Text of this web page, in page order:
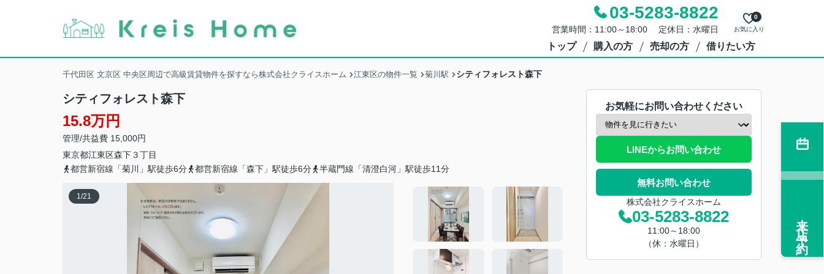
03-5283-8822
営業時間：11:00～18:00 定休日：水曜日 お気に入り
0
トップ 購入の方 売却の方 借りたい方
千代田区 文京区 中央区周辺で高級賃貸物件を探すなら株式会社クライスホーム 江東区の物件一覧 菊川駅 シティフォレスト森下
シティフォレスト森下
15.8万円
管理/共益費 15,000円
東京都江東区森下３丁目
都営新宿線「菊川」駅徒歩6分
都営新宿線「森下」駅徒歩6分 半蔵門線「清澄白河」駅徒歩11分
1/21
お気軽にお問い合わせください
LINEからお問い合わせ
無料お問い合わせ
株式会社クライスホーム
03-5283-8822
11:00～18:00
（休：水曜日）
来店予約